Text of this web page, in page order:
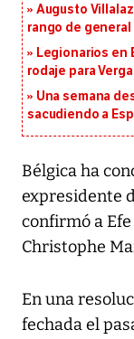
Augusto
rango de
Legionarios en
rodaje para
Una semana
sacudiendo a
Bélgica ha
expresidente
confirmó a
Christophe
En una
fechada el